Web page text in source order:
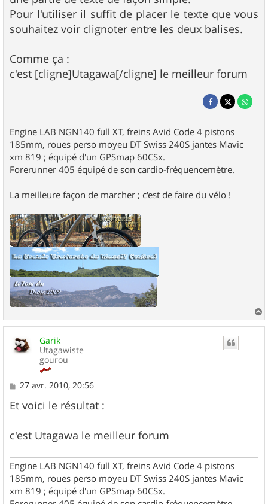
Pour l'utiliser il suffit de placer le texte que vous
souhaitez voir clignoter entre les deux balises.
Comme ça :
c'est [cligne]Utagawa[/cligne] le meilleur forum
Engine LAB NGN140 full XT, freins Avid Code 4 pistons
185mm, roues perso moyeu DT Swiss 240S jantes Mavic
xm 819 ; équipé d'un GPSmap 60CSx.
Forerunner 405 équipé de son cardio-fréquencemètre.
La meilleure façon de marcher ; c'est de faire du vélo !
a
u
Garik
Utagawiste
gourou
M
s
s
g
e
27 avr. 2010, 20:56
Et voici le résultat :
c'est Utagawa le meilleur forum
Engine LAB NGN140 full XT, freins Avid Code 4 pistons
185mm, roues perso moyeu DT Swiss 240S jantes Mavic
xm 819 ; équipé d'un GPSmap 60CSx.